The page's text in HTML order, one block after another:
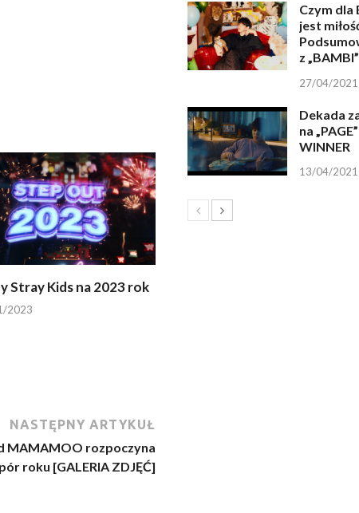
Stray Kids na 2023 rok
2023
NASTĘPNY ARTYKUŁ
MAMAMOO rozpoczyna
roku [GALERIA ZDJĘĆ]
Czym dla
jest
z „BAMBI”
27/04/2021
Dekada
na
WINNER
13/04/2021